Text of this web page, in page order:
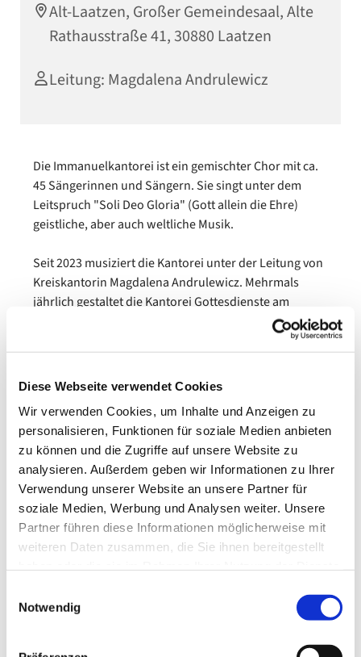
Diese Webseite verwendet Cookies
Wir verwenden Cookies, um Inhalte und Anzeigen zu
personalisieren, Funktionen für soziale Medien anbieten
zu können und die Zugriffe auf unsere Website zu
analysieren. Außerdem geben wir Informationen zu Ihrer
Verwendung unserer Website an unsere Partner für
soziale Medien, Werbung und Analysen weiter. Unsere
Partner führen diese Informationen möglicherweise mit
weiteren Daten zusammen, die Sie ihnen bereitgestellt
Notwendig
Alt-Laatzen, Großer Gemeindesaal, Alte
Rathausstraße 41, 30880 Laatzen
Leitung: Magdalena Andrulewicz
Die Immanuelkantorei ist ein gemischter Chor mit ca.
45 Sängerinnen und Sängern. Sie singt unter dem
Leitspruch "Soli Deo Gloria" (Gott allein die Ehre)
geistliche, aber auch weltliche Musik.
Seit 2023 musiziert die Kantorei unter der Leitung von
Kreiskantorin Magdalena Andrulewicz. Mehrmals
jährlich gestaltet die Kantorei Gottesdienste am
Sonntag mit; daneben gibt es meist mehrere Konzerte.
großen Gemeindesaal (Alte Rathausstraße 41) statt
Weitere Informationen unter 0176 1707 6420
oder per E-Mail: magdalena.andrulewicz@evlka.de